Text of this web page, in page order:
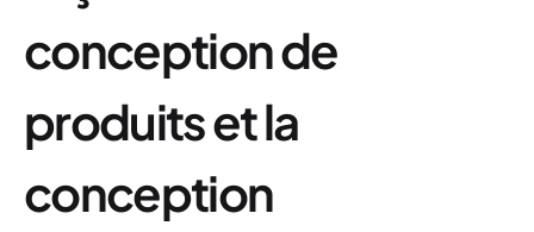
conception de
produits et la
conception